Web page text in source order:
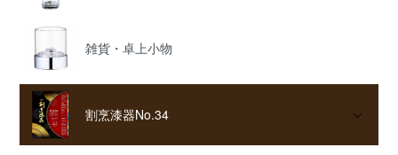
雑貨・卓上小物
割烹漆器No.34